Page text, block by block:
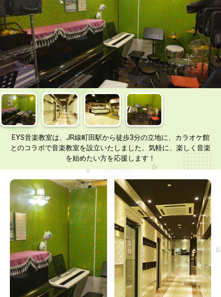
EYS音楽教室は、JR線町田駅から徒歩3分の立地に、カラオケ館
とのコラボで音楽教室を設立いたしました。気軽に、楽しく音楽
を始めたい方を応援します！